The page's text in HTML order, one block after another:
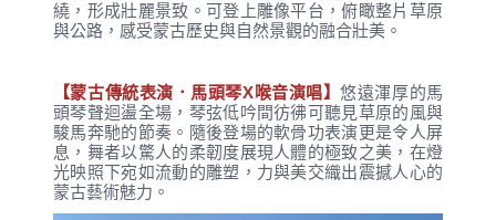
繞，形成壯麗景致。可登上雕像平台，俯瞰整片草原
與公路，感受蒙古歷史與自然景觀的融合壯美。
【蒙古傳統表演．馬頭琴X喉音演唱】悠遠渾厚的馬
頭琴聲迴盪全場，琴弦低吟間彷彿可聽見草原的風與
駿馬奔馳的節奏。隨後登場的軟骨功表演更是令人屏
息，舞者以驚人的柔韌度展現人體的極致之美，在燈
光映照下宛如流動的雕塑，力與美交織出震撼人心的
蒙古藝術魅力。